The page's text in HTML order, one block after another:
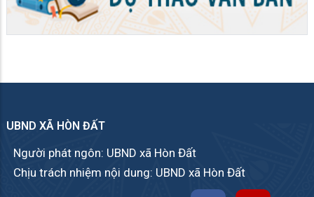
UBND XÃ HÒN ĐẤT
Người phát ngôn: UBND xã Hòn Đất
Chịu trách nhiệm nội dung: UBND xã Hòn Đất